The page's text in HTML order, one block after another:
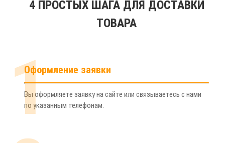
4 ПРОСТЫХ ШАГА ДЛЯ ДОСТАВКИ
ТОВАРА
1
Оформление заявки
Вы оформляете заявку на сайте или связываетесь с нами
по указанным телефонам.